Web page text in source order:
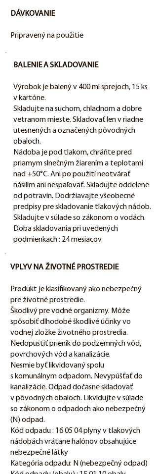
DÁVKOVANIE
Pripravený na použitie
BALENIE A SKLADOVANIE
Výrobok je balený v 400 ml sprejoch, 15 ks
v kartóne.
Skladujte na suchom, chladnom a dobre
vetranom mieste. Skladovať len v riadne
utesnených a označených pôvodných
obaloch.
Nádoba je pod tlakom, chráňte pred
priamym slnečným žiarením a teplotami
nad +50°C. Ani po použití neotvárať
násilím ani nespaľovať. Skladujte oddelene
od potravín. Dodržiavajte všeobecné
predpisy pre skladovanie tlakových nádob.
Skladujte v súlade so zákonom o vodách.
Doba skladovania pri uvedených
podmienkach : 24 mesiacov.
VPLYV NA ŽIVOTNÉ PROSTREDIE
Produkt je klasifikovaný ako nebezpečný
pre životné prostredie.
Škodlivý pre vodné organizmy. Môže
spôsobiť dlhodobé škodlivé účinky vo
vodnej zložke životného prostredia.
Nedopustiť prienik do podzemných vôd,
povrchových vôd a kanalizácie.
Nesmie byť likvidovaný spolu
s komunálnym odpadom. Nevypúšťať do
kanalizácie. Odpad dočasne skladovať
v pôvodných obaloch. Likvidujte v súlade
so zákonom o odpadoch ako nebezpečný
(N) odpad.
Kód odpadu : 16 05 04 plyny v tlakových
nádobách vrátane halónov obsahujúce
nebezpečné látky
Kategória odpadu: N (nebezpečný odpad)